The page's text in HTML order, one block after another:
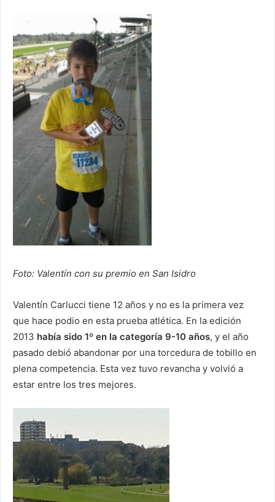
Foto: Valentín con su premio en San Isidro
Valentín Carlucci tiene 12 años y no es la primera vez
que hace podio en esta prueba atlética. En la edición
2013 había sido 1º en la categoría 9-10 años, y el año
pasado debió abandonar por una torcedura de tobillo en
plena competencia. Esta vez tuvo revancha y volvió a
estar entre los tres mejores.